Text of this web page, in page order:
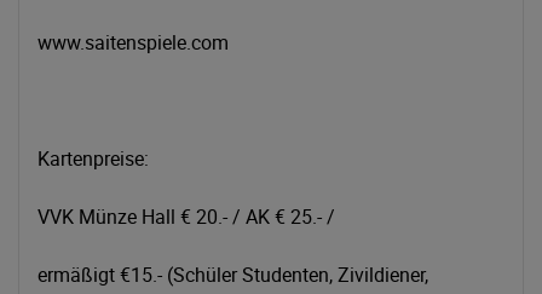
www.saitenspiele.com
Kartenpreise:
VVK Münze Hall € 20.- / AK € 25.- /
ermäßigt €15.- (Schüler Studenten, Zivildiener,